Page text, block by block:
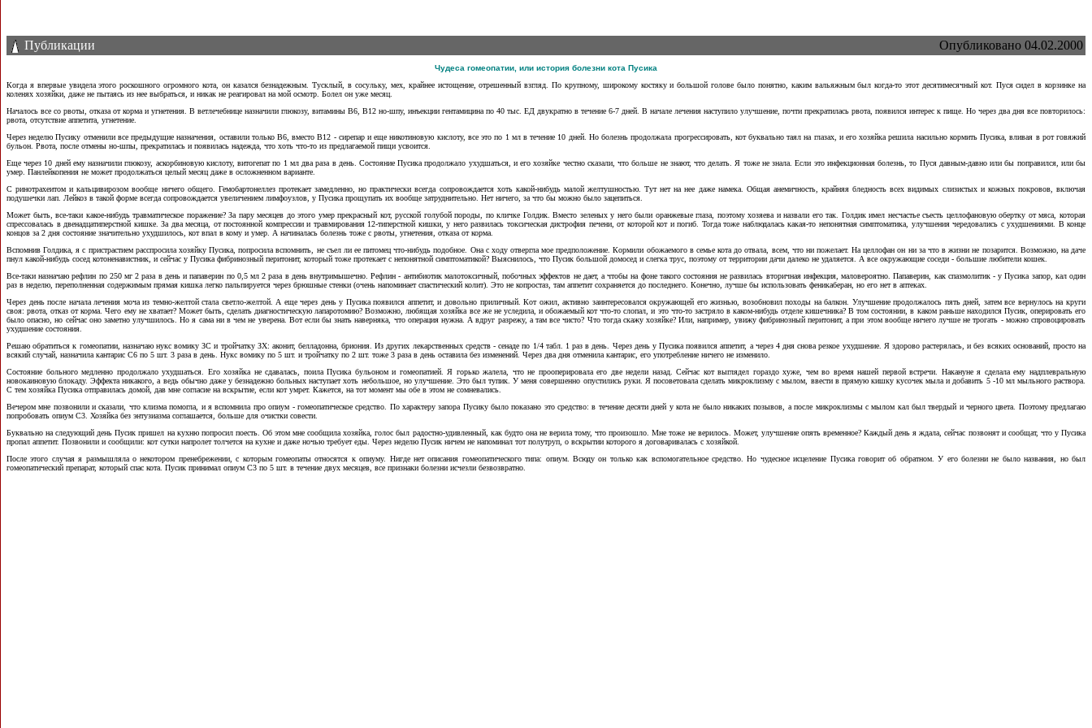
Публикации Опубликовано 04.02.2000
Чудеса гомеопатии, или история болезни кота Пусика
Когда я впервые увидела этого роскошного огромного кота, он казался безнадежным. Тусклый, в сосульку, мех, крайнее истощение, отрешенный взгляд. По крупному, широкому костяку и большой голове было понятно, каким вальяжным был когда-то этот десятимесячный кот. Пуся сидел в корзинке на
коленях хозяйки, даже не пытаясь из нее выбраться, и никак не реагировал на мой осмотр. Болел он уже месяц.
Началось все со рвоты, отказа от корма и угнетения. В ветлечебнице назначили глюкозу, витамины B6, В12 но-шпу, инъекции гентамицина по 40 тыс. ЕД двукратно в течение 6-7 дней. В начале лечения наступило улучшение, почти прекратилась рвота, появился интерес к пище. Но через два дня все повторилось:
рвота, отсутствие аппетита, угнетение.
Через неделю Пусику отменили все предыдущие назначения, оставили только В6, вместо В12 - сирепар и еще никотиновую кислоту, все это по 1 мл в течение 10 дней. Но болезнь продолжала прогрессировать, кот буквально таял на глазах, и его хозяйка решила насильно кормить Пусика, вливая в рот говяжий
бульон. Рвота, после отмены но-шпы, прекратилась и появилась надежда, что хоть что-то из предлагаемой пищи усвоится.
Еще через 10 дней ему назначили глюкозу, аскорбиновую кислоту, витогепат по 1 мл два раза в день. Состояние Пусика продолжало ухудшаться, и его хозяйке честно сказали, что больше не знают, что делать. Я тоже не знала. Если это инфекционная болезнь, то Пуся давным-давно или бы поправился, или бы
умер. Панлейкопения не может продолжаться целый месяц даже в осложненном варианте.
С ринотрахеитом и кальцивирозом вообще ничего общего. Гемобартонеллез протекает замедленно, но практически всегда сопровождается хоть какой-нибудь малой желтушностью. Тут нет на нее даже намека. Общая анемичность, крайняя бледность всех видимых слизистых и кожных покровов, включая
подушечки лап. Лейкоз в такой форме всегда сопровождается увеличением лимфоузлов, у Пусика прощупать их вообще затруднительно. Нет ничего, за что бы можно было зацепиться.
Может быть, все-таки какое-нибудь травматическое поражение? За пару месяцев до этого умер прекрасный кот, русской голубой породы, по кличке Голдик. Вместо зеленых у него были оранжевые глаза, поэтому хозяева и назвали его так. Голдик имел несчастье съесть целлофановую обертку от мяса, которая
спрессовалась в двенадцатиперстной кишке. За два месяца, от постоянной компрессии и травмирования 12-типерстной кишки, у него развилась токсическая дистрофия печени, от которой кот и погиб. Тогда тоже наблюдалась какая-то непонятная симптоматика, улучшения чередовались с ухудшениями. В конце
концов за 2 дня состояние значительно ухудшилось, кот впал в кому и умер. А начиналась болезнь тоже с рвоты, угнетения, отказа от корма.
Вспомнив Голдика, я с пристрастием расспросила хозяйку Пусика, попросила вспомнить, не съел ли ее питомец что-нибудь подобное. Она с ходу отвергла мое предположение. Кормили обожаемого в семье кота до отвала, всем, что ни пожелает. На целлофан он ни за что в жизни не позарится. Возможно, на даче
пнул какой-нибудь сосед котоненавистник, и сейчас у Пусика фибринозный перитонит, который тоже протекает с непонятной симптоматикой? Выяснилось, что Пусик большой домосед и слегка трус, поэтому от территории дачи далеко не удаляется. А все окружающие соседи - большие любители кошек.
Все-таки назначаю рефлин по 250 мг 2 раза в день и папаверин по 0,5 мл 2 раза в день внутримышечно. Рефлин - антибиотик малотоксичный, побочных эффектов не дает, а чтобы на фоне такого состояния не развилась вторичная инфекция, маловероятно. Папаверин, как спазмолитик - у Пусика запор, кал один
раз в неделю, переполненная содержимым прямая кишка легко пальпируется через брюшные стенки (очень напоминает спастический колит). Это не копростаз, там аппетит сохраняется до последнего. Конечно, лучше бы использовать феникаберан, но его нет в аптеках.
Через день после начала лечения моча из темно-желтой стала светло-желтой. А еще через день у Пусика появился аппетит, и довольно приличный. Кот ожил, активно заинтересовался окружающей его жизнью, возобновил походы на балкон. Улучшение продолжалось пять дней, затем все вернулось на круги
своя: рвота, отказ от корма. Чего ему не хватает? Может быть, сделать диагностическую лапаротомию? Возможно, любящая хозяйка все же не уследила, и обожаемый кот что-то слопал, и это что-то застряло в каком-нибудь отделе кишечника? В том состоянии, в каком раньше находился Пусик, оперировать его
было опасно, но сейчас оно заметно улучшилось. Но я сама ни в чем не уверена. Вот если бы знать наверняка, что операция нужна. А вдруг разрежу, а там все чисто? Что тогда скажу хозяйке? Или, например, увижу фибринозный перитонит, а при этом вообще ничего лучше не трогать - можно спровоцировать
ухудшение состояния.
Решаю обратиться к гомеопатии, назначаю нукс вомику ЗС и тройчатку ЗХ: аконит, белладонна, бриония. Из других лекарственных средств - сенаде по 1/4 табл. 1 раз в день. Через день у Пусика появился аппетит, а через 4 дня снова резкое ухудшение. Я здорово растерялась, и без всяких оснований, просто на
всякий случай, назначила кантарис С6 по 5 шт. 3 раза в день. Нукс вомику по 5 шт. и тройчатку по 2 шт. тоже 3 раза в день оставила без изменений. Через два дня отменила кантарис, его употребление ничего не изменило.
Состояние больного медленно продолжало ухудшаться. Егохозяйка не сдавалась, поила Пусика бульоном и гомеопатией. Я горько жалела, что не прооперировала его две недели назад. Сейчас кот выглядел гораздо хуже, чем во время нашей первой встречи. Накануне я сделала ему надплевральную
новокаиновую блокаду. Эффекта никакого, а ведь обычно даже у безнадежно больных наступает хоть небольшое, но улучшение. Это был тупик. У меня совершенно опустились руки. Я посоветовала сделать микроклизму с мылом, ввести в прямую кишку кусочек мыла и добавить 5 -10 мл мыльного раствора.
С тем хозяйка Пусика отправилась домой, дав мне согласие на вскрытие, если кот умрет. Кажется, на тот момент мы обе в этом не сомневались.
Вечером мне позвонили и сказали, что клизма помогла, и я вспомнила про опиум - гомеопатическое средство. По характеру запора Пусику было показано это средство: в течение десяти дней у кота не было никаких позывов, а после микроклизмы с мылом кал был твердый и черного цвета. Поэтому предлагаю
попробовать опиум С3. Хозяйка без энтузиазма соглашается, больше для очистки совести.
Буквально на следующий день Пусик пришел на кухню попросил поесть. Об этом мне сообщила хозяйка, голос был радостно-удивленный, как будто она не верила тому, что произошло. Мне тоже не верилось. Может, улучшение опять временное? Каждый день я ждала, сейчас позвонят и сообщат, что у Пусика
пропал аппетит. Позвонили и сообщили: кот сутки напролет толчется на кухне и даже ночью требует еды. Через неделю Пусик ничем не напоминал тот полутруп, о вскрытии которого я договаривалась с хозяйкой.
После этого случая я размышляла о некотором пренебрежении, с которым гомеопаты относятся к опиуму. Нигде нет описания гомеопатического типа: опиум. Всюду он только как вспомогательное средство. Но чудесное исцеление Пусика говорит об обратном. У его болезни не было названия, но был
гомеопатический препарат, который спас кота. Пусик принимал опиум С3 по 5 шт. в течение двух месяцев, все признаки болезни исчезли безвозвратно.